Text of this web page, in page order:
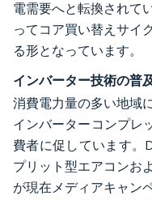
電需要へと転換されて
ってコア買い替えサイ
る形となっています。
インバーター技術の普
消費電力量の多い地域
インバーターコンプレ
費者に促しています。
プリット型エアコンお
が現在メディアキャン